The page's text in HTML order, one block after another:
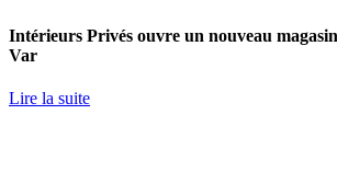
Intérieurs Privés ouvre un nouveau
Var
Lire la suite